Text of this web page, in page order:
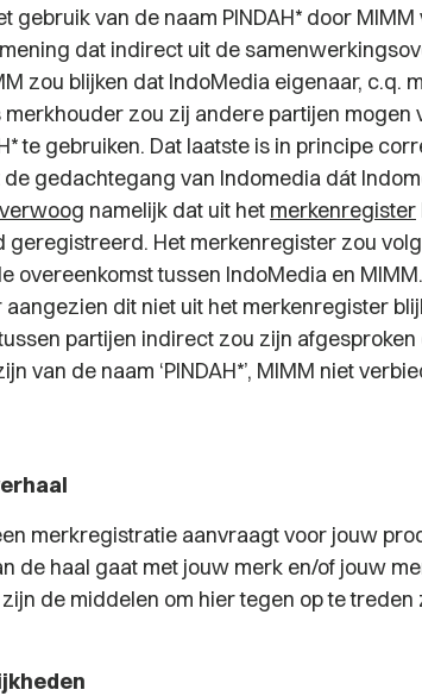
gebruik van de naam PINDAH* door
dat indirect uit de
zou blijken dat IndoMedia eigenaar, c.q.
merkhouder zou zij andere partijen mogen
te gebruiken. Dat laatste is in principe
de gedachtegang van Indomedia dát
namelijk dat uit het merkenregister
geregistreerd. Het merkenregister zou
overeenkomst tussen IndoMedia en
dit niet uit het merkenregister
partijen indirect zou zijn
van de naam ‘PINDAH*’, MIMM niet
merkregistratie aanvraagt voor jouw
de haal gaat met jouw merk en/of jouw
de middelen om hier tegen op te treden